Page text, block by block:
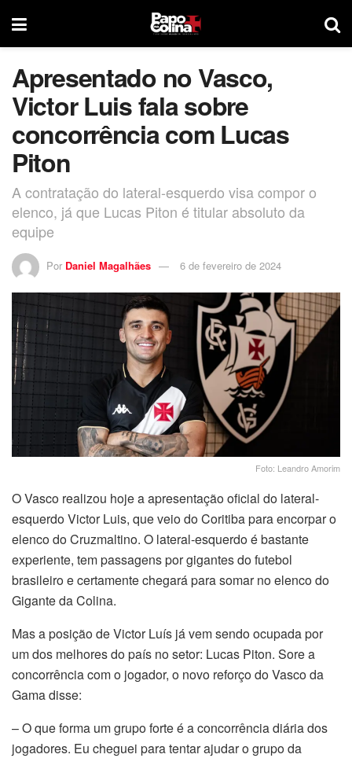
Apresentado no Vasco,
Victor Luis fala sobre
concorrência com Lucas
Piton
A contratação do lateral-esquerdo visa compor o
elenco, já que Lucas Piton é titular absoluto da
equipe
Por Daniel Magalhães 6 de fevereiro de 2024
Foto: Leandro Amorim
O Vasco realizou hoje a apresentação oficial do lateral-
esquerdo Victor Luis, que veio do Coritiba para encorpar o
elenco do Cruzmaltino. O lateral-esquerdo é bastante
experiente, tem passagens por gigantes do futebol
brasileiro e certamente chegará para somar no elenco do
Gigante da Colina.
Mas a posição de Victor Luís já vem sendo ocupada por
um dos melhores do país no setor: Lucas Piton. Sore a
concorrência com o jogador, o novo reforço do Vasco da
Gama disse:
– O que forma um grupo forte é a concorrência diária dos
jogadores. Eu cheguei para tentar ajudar o grupo da